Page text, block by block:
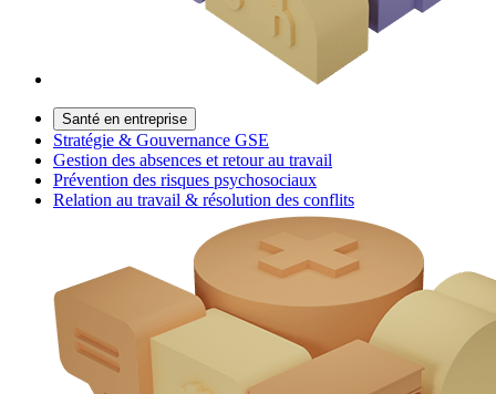
Santé en entreprise
Stratégie & Gouvernance GSE
Gestion des absences et retour au travail
Prévention des risques psychosociaux
Relation au travail & résolution des conflits